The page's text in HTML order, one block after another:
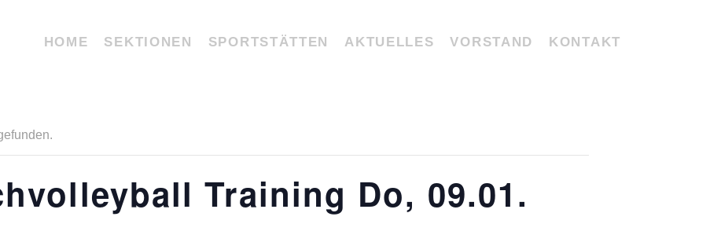
HOME SEKTIONEN SPORTSTÄTTEN AKTUELLES VORSTAND KONTAKT
Training Do, 09.01.